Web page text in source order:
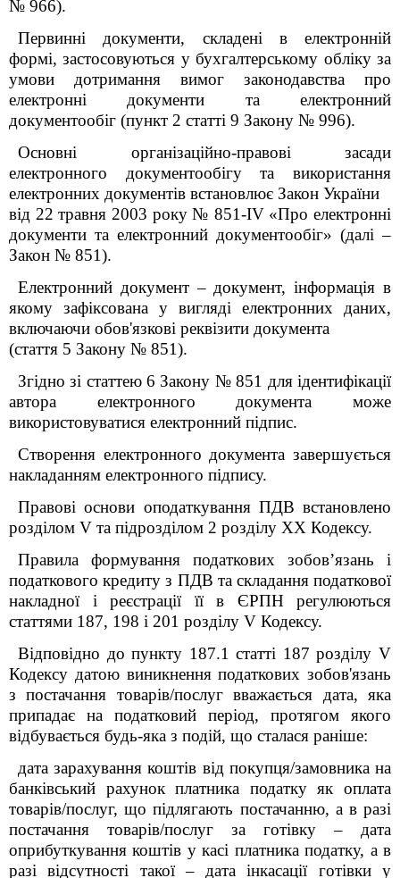
№ 966).
Первинні документи, складені в електронній
формі, застосовуються у бухгалтерському обліку за
умови дотримання вимог законодавства про
електронні документи та електронний
документообіг (пункт 2 статті 9 Закону № 996).
Основні організаційно-правові засади
електронного документообігу та використання
електронних документів встановлює Закон України
від 22 травня 2003 року № 851-IV «Про електронні
документи та електронний документообіг» (далі –
Закон № 851).
Електронний документ – документ, інформація в
якому зафіксована у вигляді електронних даних,
включаючи обов'язкові реквізити документа
(стаття 5 Закону № 851).
Згідно зі статтею 6 Закону № 851 для ідентифікації
автора електронного документа може
використовуватися електронний підпис.
Створення електронного документа завершується
накладанням електронного підпису.
Правові основи оподаткування ПДВ встановлено
розділом V та підрозділом 2 розділу XX Кодексу.
Правила формування податкових зобов’язань і
податкового кредиту з ПДВ та складання податкової
накладної і реєстрації її в ЄРПН регулюються
статтями 187, 198 і 201 розділу V Кодексу.
Відповідно до пункту 187.1 статті 187 розділу V
Кодексу датою виникнення податкових зобов'язань
з постачання товарів/послуг вважається дата, яка
припадає на податковий період, протягом якого
відбувається будь-яка з подій, що сталася раніше:
дата зарахування коштів від покупця/замовника на
банківський рахунок платника податку як оплата
товарів/послуг, що підлягають постачанню, а в разі
постачання товарів/послуг за готівку – дата
оприбуткування коштів у касі платника податку, а в
разі відсутності такої – дата інкасації готівки у